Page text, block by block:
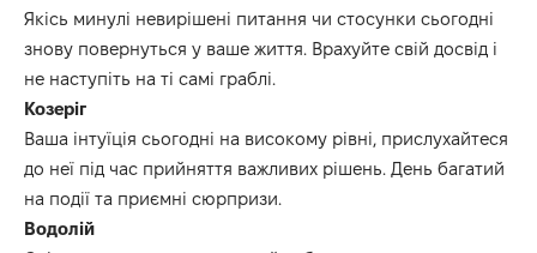
Якісь минулі невирішені питання чи стосунки сьогодні
знову повернуться у ваше життя. Врахуйте свій досвід і
не наступіть на ті самі граблі.
Козеріг
Ваша інтуїція сьогодні на високому рівні, прислухайтеся
до неї під час прийняття важливих рішень. День багатий
на події та приємні сюрпризи.
Водолій